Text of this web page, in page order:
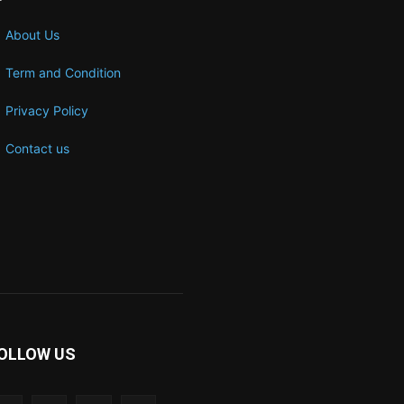
About Us
Term and Condition
Privacy Policy
Contact us
US